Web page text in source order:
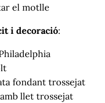
el motlle
i decoració:
fondant trossejat
llet trossejat